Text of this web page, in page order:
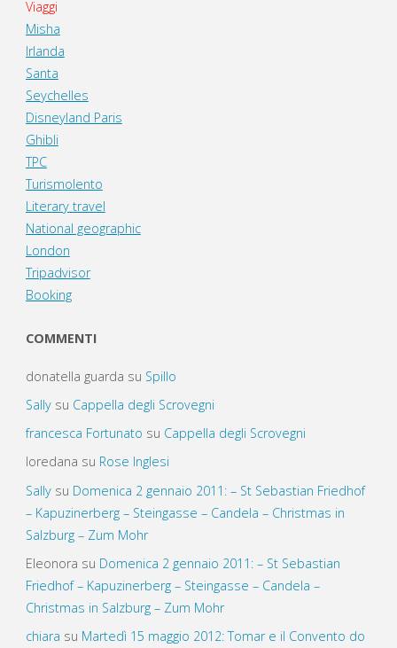
Viaggi
Misha
Irlanda
Santa
Seychelles
Disneyland Paris
Ghibli
TPC
Turismolento
Literary travel
National geographic
London
Tripadvisor
Booking
COMMENTI
donatella guarda su Spillo
Sallysu Cappella degli Scrovegni
francesca Fortunato su Cappella degli Scrovegni
loredana su Rose Inglesi
Sallysu Domenica 2 gennaio 2011: – St Sebastian Friedhof
– Kapuzinerberg – Steingasse – Candela – Christmas in
Salzburg – Zum Mohr
Eleonora su Domenica 2 gennaio 2011: – St Sebastian
Friedhof – Kapuzinerberg – Steingasse – Candela –
Christmas in Salzburg – Zum Mohr
chiara su Martedì 15 maggio 2012: Tomar e il Convento do